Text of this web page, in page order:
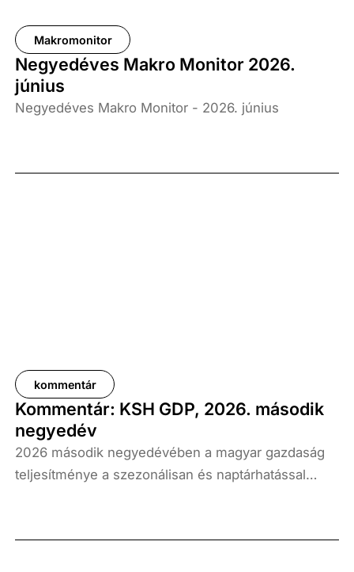
Makromonitor
Negyedéves Makro Monitor 2026.
június
Negyedéves Makro Monitor - 2026. június
kommentár
Kommentár: KSH GDP, 2026. második
negyedév
2026 második negyedévében a magyar gazdaság
teljesítménye a szezonálisan és naptárhatással
százalékkal, míg az előző negyedévhez képest 0,4